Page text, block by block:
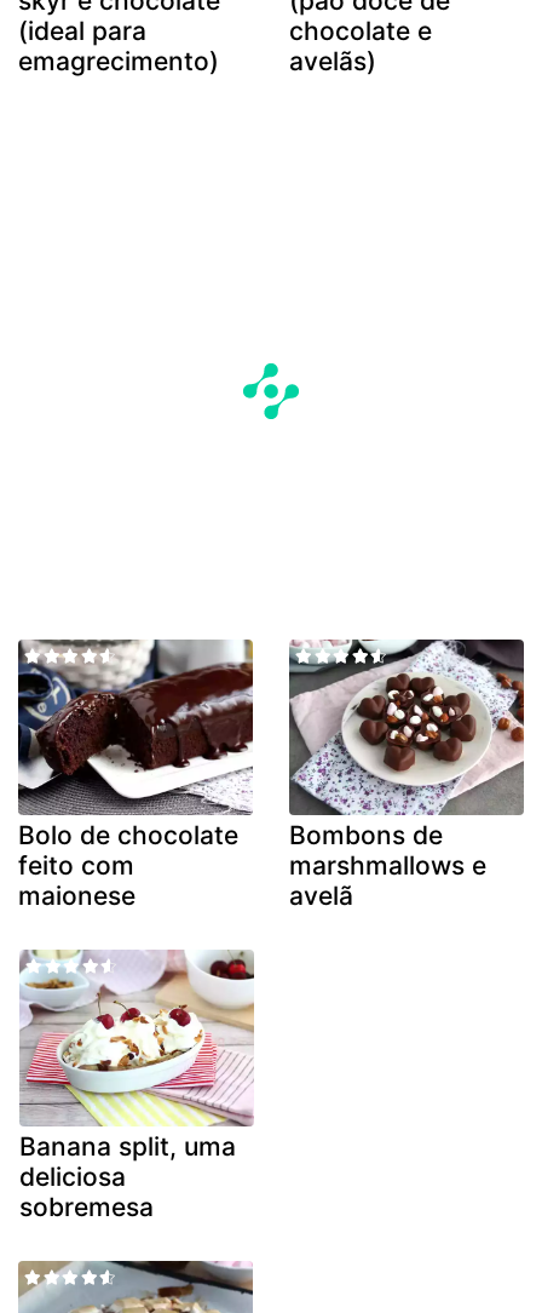
(ideal para
emagrecimento)
chocolate e
avelãs)
Bolo de chocolate
feito com
maionese
Bombons de
marshmallows e
avelã
Banana split, uma
deliciosa
sobremesa